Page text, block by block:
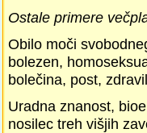
Ostale primere
Obilo moči
bolezen,
bolečina, post,
Uradna znanost,
nosilec treh višjih